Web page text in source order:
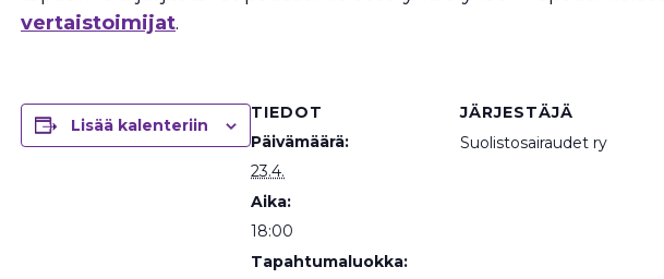
vertaistoimijat.
Lisää kalenteriin
TIEDOT
Päivämäärä:
23.4.
Aika:
18:00
Tapahtumaluokka:
JÄRJESTÄJÄ
Suolistosairaudet ry